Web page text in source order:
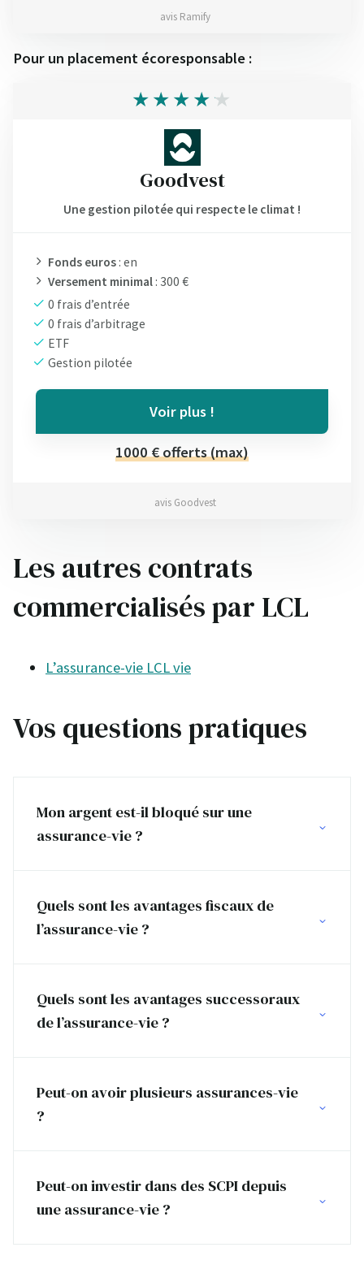
avis Ramify
Pour un placement écoresponsable :
Goodvest
Une gestion pilotée qui respecte le climat !
Fonds euros : en
Versement minimal : 300 €
0 frais d’entrée
0 frais d’arbitrage
ETF
Gestion pilotée
Voir plus !
1000 € offerts (max)
avis Goodvest
Les autres contrats
commercialisés par LCL
L’assurance-vie LCL vie
Vos questions pratiques
Mon argent est-il bloqué sur une
assurance-vie ?
Quels sont les avantages fiscaux de
l’assurance-vie ?
Quels sont les avantages successoraux
de l’assurance-vie ?
Peut-on avoir plusieurs assurances-vie
?
Peut-on investir dans des SCPI depuis
une assurance-vie ?